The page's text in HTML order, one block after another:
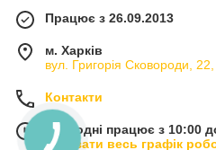
Працює з 26.09.2013
м. Харків
вул. Григорія Сковороди, 22,
Контакти
Сьогодні працює з 10:00
Показати весь графік